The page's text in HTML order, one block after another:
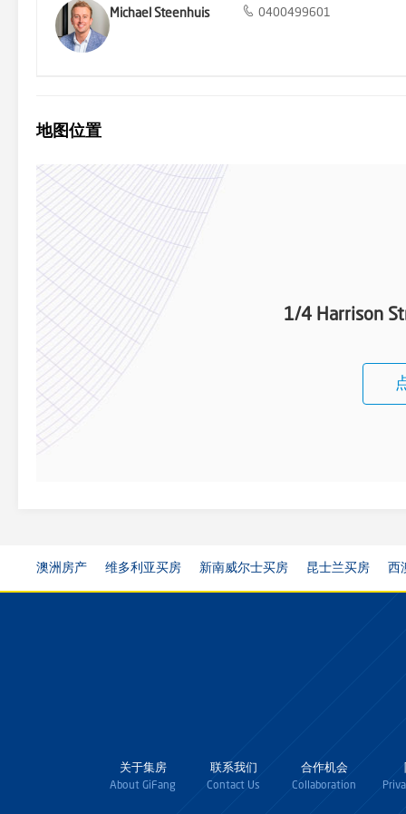
Michael Steenhuis 0400499601
地图位置
1/4 Harrison
澳洲房产 维多利亚买房 新南威尔士买房 昆士兰买房 西
关于集房
About GiFang
联系我们
Contact Us
合作机会
Collaboration